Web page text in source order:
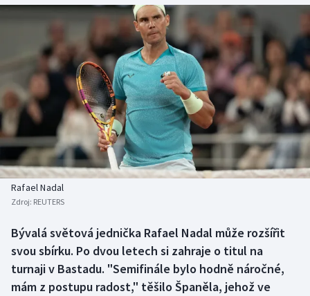
Atletika
Cyklistika
DALŠÍ SPORTY
Americký fotbal
Baseball a softbal
Basketbal
Biatlon
Boby a skeleton
Box
NEPŘEHLÉDNĚTE
Soutěže
Historické návraty
Aplikace ČT sport
AZ kvíz
Rafael Nadal
Zdroj: REUTERS
Bývalá světová jednička Rafael Nadal může rozšířit
svou sbírku. Po dvou letech si zahraje o titul na
turnaji v Bastadu. "Semifinále bylo hodně náročné,
mám z postupu radost," těšilo Španěla, jehož ve